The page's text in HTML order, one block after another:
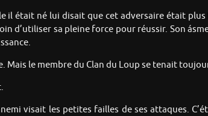
il était né lui disait que cet adversaire était
d’utiliser sa pleine force pour réussir. Son
Mais le membre du Clan du Loup se tenait
visait les petites failles de ses attaques.